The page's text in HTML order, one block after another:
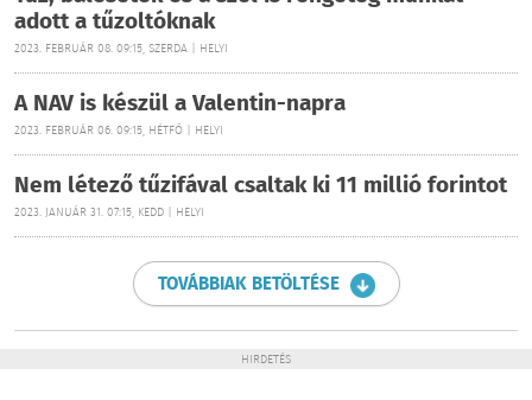
adott a tűzoltóknak
2023. FEBRUÁR 08. 09:15, SZERDA | HELYI
A NAV is készül a Valentin-napra
2023. FEBRUÁR 06. 09:15, HÉTFŐ | HELYI
Nem létező tűzifával csaltak ki 11 millió forintot
2023. JANUÁR 31. 07:15, KEDD | HELYI
TOVÁBBIAK BETÖLTÉSE
HIRDETÉS